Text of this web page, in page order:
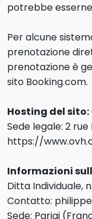
potrebbe
Per alcune
prenotazione
prenotazione è
sito Booking.com.
Hosting del sito:
Sede legale: 2
https://
Informazioni
Ditta Individuale,
Contatto:
Sede: Parigi